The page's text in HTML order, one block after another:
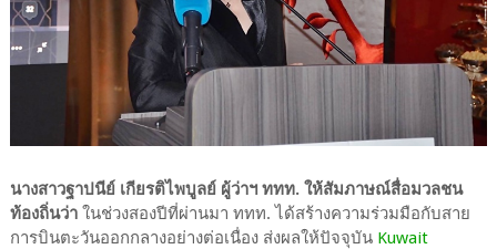
นางสาวฐาปนีย์ เกียรติไพบูลย์ ผู้ว่าฯ ททท. ให้สัมภาษณ์สื่อมวลชน
ท้องถิ่นว่าในช่วงสองปีที่ผ่านมา ททท. ได้สร้างความร่วมมือกับสาย
การบินตะวันออกกลางอย่างต่อเนื่อง ส่งผลให้ปัจจุบัน Kuwait